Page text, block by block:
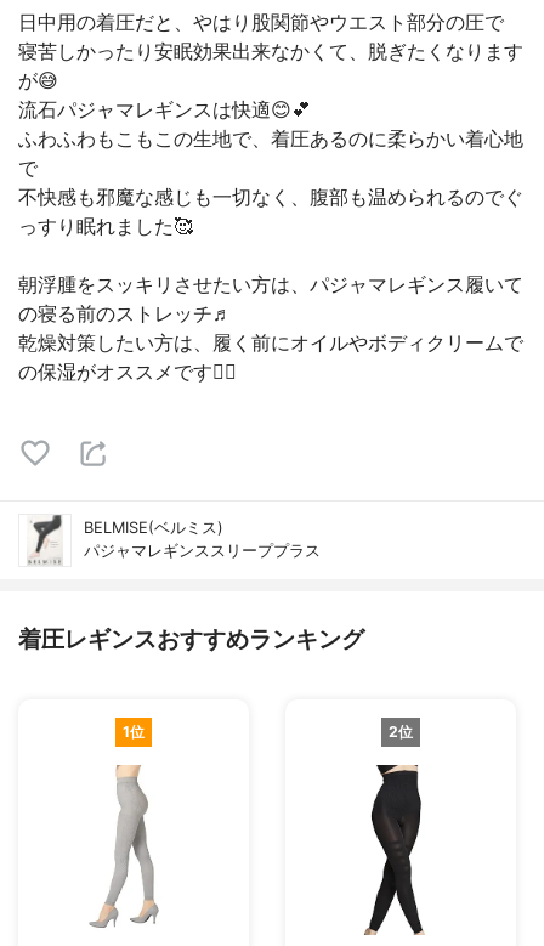
日中用の着圧だと、やはり股関節やウエスト部分の圧で
寝苦しかったり安眠効果出来なかくて、脱ぎたくなります
が😅
流石パジャマレギンスは快適😊💕
ふわふわもこもこの生地で、着圧あるのに柔らかい着心地
で
不快感も邪魔な感じも一切なく、腹部も温められるのでぐ
っすり眠れました🥰
朝浮腫をスッキリさせたい方は、パジャマレギンス履いて
の寝る前のストレッチ♬
乾燥対策したい方は、履く前にオイルやボディクリームで
の保湿がオススメです🙆‍♀️
BELMISE(ベルミス)
パジャマレギンススリーププラス
着圧レギンスおすすめランキング
1位 2位